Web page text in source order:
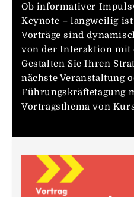
Ob informativer
Keynote – langweilig
Vorträge sind
von der Interaktion mit
Gestalten Sie Ihren
nächste Veranstaltung
Führungskräftetagung
Vortragsthema von